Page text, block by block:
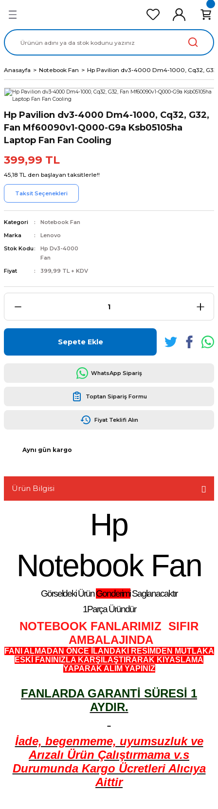
Ekran Panel
Data Kablo
Anasayfa Notebook Fan Hp Pavilion dv3-4000 Dm4-1000, Cq32,
Hp Pavilion dv3-4000 Dm4-1000, Cq32, G32,
Fan Mf60090v1-Q000-G9a Ksb05105ha
Laptop Fan Fan Cooling
399,99 TL
45,18 TL den başlayan taksitlerle!!
Taksit Seçenekleri
Kategori
Notebook Fan
Marka
Lenovo
Stok Kodu
Hp Dv3-4000
Fan
Fiyat
399,99 TL + KDV
Sepete Ekle
WhatsApp Sipariş
Toptan Sipariş Formu
Fiyat Teklifi Alın
Aynı gün kargo
Ürün Bilgisi
Hp
Notebook Fan
Görseldeki ÜrünGonderimiSaglanacaktır
1Parça Üründür
NOTEBOOK FANLARIMIZ SIFIR
AMBALAJINDA
FANI ALMADAN ÖNCE İLANDAKİ RESİMDEN MUTLAKA
ESKİ FANINIZLA KARŞILAŞTIRARAK KIYASLAMA
YAPARAK ALIM YAPINIZ
FANLARDA GARANTİ SÜRESİ 1
AYDIR.
İade, begenmeme, uyumsuzluk ve
Arızalı Ürün Çalıştırmama v.s
Durumunda Kargo Ücretleri Alıcıya
Aittir